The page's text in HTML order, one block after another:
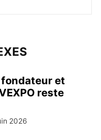
et
reste
2026